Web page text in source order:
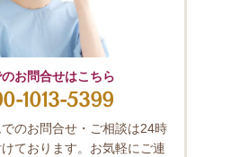
お問合せはこちら
1013-5399
のお問合せ・ご相談は24時
ております。お気軽にご連